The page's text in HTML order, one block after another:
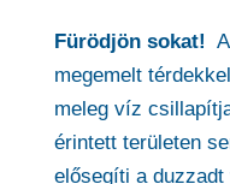
Fürödjön sokat!
megemelt
meleg víz
érintett területen
elősegíti a